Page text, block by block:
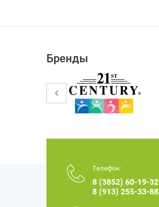
Бренды
Телефон:
8 (3852) 60-19-32
8 (913) 255-33-88